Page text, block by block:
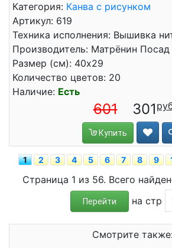
Категория: Канва с рисунком
Артикул: 619
Техника исполнения: Вышивка
Производитель: Матрёнин Посад
Размер (см): 40x29
Количество цветов: 20
Наличие: Есть
601 301
Купить
1 2 3 4 5 6 7 8 9
Страница 1 из 56. Всего
Перейти на стр
Смотрите